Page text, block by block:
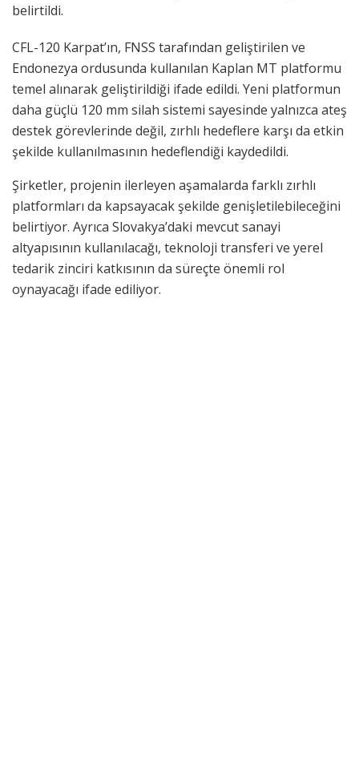
belirtildi.
CFL-120 Karpat’ın, FNSS tarafından geliştirilen ve
Endonezya ordusunda kullanılan Kaplan MT platformu
temel alınarak geliştirildiği ifade edildi. Yeni platformun
daha güçlü 120 mm silah sistemi sayesinde yalnızca ateş
destek görevlerinde değil, zırhlı hedeflere karşı da etkin
şekilde kullanılmasının hedeflendiği kaydedildi.
Şirketler, projenin ilerleyen aşamalarda farklı zırhlı
platformları da kapsayacak şekilde genişletilebileceğini
belirtiyor. Ayrıca Slovakya’daki mevcut sanayi
altyapısının kullanılacağı, teknoloji transferi ve yerel
tedarik zinciri katkısının da süreçte önemli rol
oynayacağı ifade ediliyor.